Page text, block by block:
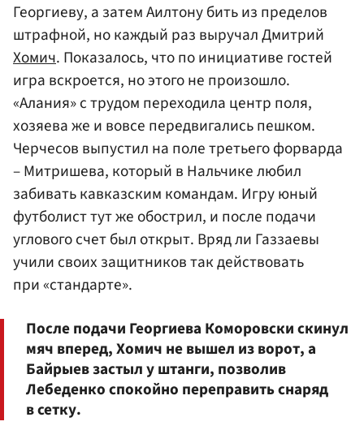
Георгиеву, а затем Аилтону бить из пределов
штрафной, но каждый раз выручал Дмитрий
Хомич. Показалось, что по инициативе гостей
игра вскроется, но этого не произошло.
«Алания» с трудом переходила центр поля,
хозяева же и вовсе передвигались пешком.
Черчесов выпустил на поле третьего форварда
– Митришева, который в Нальчике любил
забивать кавказским командам. Игру юный
футболист тут же обострил, и после подачи
углового счет был открыт. Вряд ли Газзаевы
учили своих защитников так действовать
при «стандарте».
После подачи Георгиева Коморовски скинул
мяч вперед, Хомич не вышел из ворот, а
Байрыев застыл у штанги, позволив
Лебеденко спокойно переправить снаряд
в сетку.